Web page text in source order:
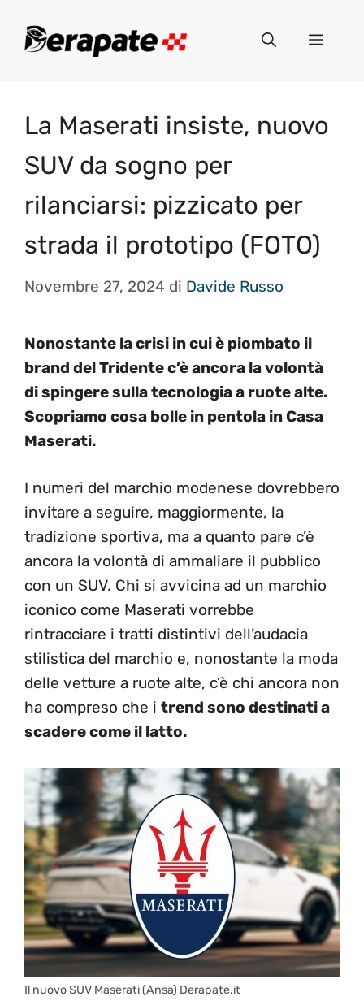
Menu
La Maserati insiste, nuovo
SUV da sogno per
rilanciarsi: pizzicato per
strada il prototipo (FOTO)
Novembre 27, 2024 di Davide Russo
Nonostante la crisi in cui è piombato il
brand del Tridente c’è ancora la volontà
di spingere sulla tecnologia a ruote alte.
Scopriamo cosa bolle in pentola in Casa
Maserati.
I numeri del marchio modenese dovrebbero
invitare a seguire, maggiormente, la
tradizione sportiva, ma a quanto pare c’è
ancora la volontà di ammaliare il pubblico
con un SUV. Chi si avvicina ad un marchio
iconico come Maserati vorrebbe
rintracciare i tratti distintivi dell’audacia
stilistica del marchio e, nonostante la moda
delle vetture a ruote alte, c’è chi ancora non
ha compreso che i trend sono destinati a
scadere come il latto.
Il nuovo SUV Maserati (Ansa) Derapate.it